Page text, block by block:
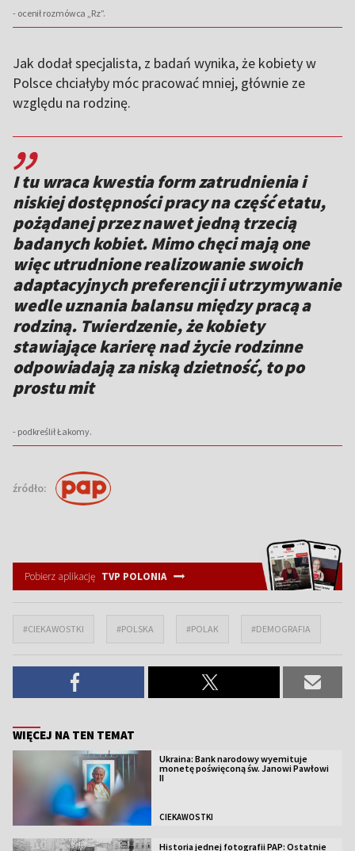
- ocenił rozmówca „Rz”.
Jak dodał specjalista, z badań wynika, że kobiety w
Polsce chciałyby móc pracować mniej, głównie ze
względu na rodzinę.
,,
I tu wraca kwestia form zatrudnienia i
niskiej dostępności pracy na część etatu,
pożądanej przez nawet jedną trzecią
badanych kobiet. Mimo chęci mają one
więc utrudnione realizowanie swoich
adaptacyjnych preferencji i utrzymywanie
wedle uznania balansu między pracą a
rodziną. Twierdzenie, że kobiety
stawiające karierę nad życie rodzinne
odpowiadają za niską dzietność, to po
prostu mit
- podkreślił Łakomy.
źródło:
Pobierz aplikację TVP POLONIA
#CIEKAWOSTKI #POLSKA #POLAK #DEMOGRAFIA
WIĘCEJ NA TEN TEMAT
Ukraina: Bank narodowy wyemituje
monetę poświęconą św. Janowi Pawłowi
II
CIEKAWOSTKI
Historia jednej fotografii PAP: Ostatnie